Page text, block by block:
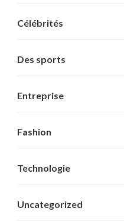
Célébrités
Des sports
Entreprise
Fashion
Technologie
Uncategorized